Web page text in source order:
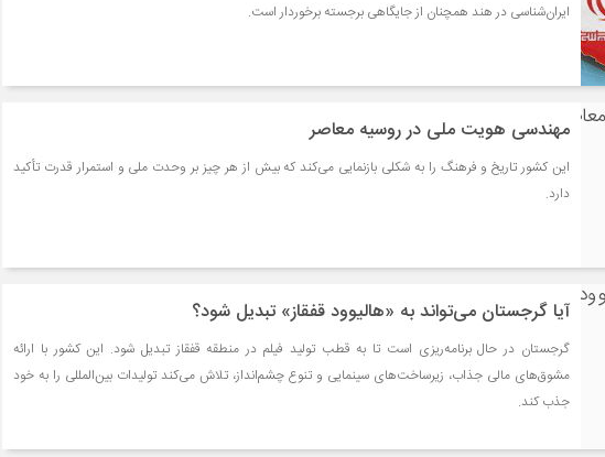
ایران‌شناسی در هند همچنان از جایگاهی برجسته برخوردار است.
مهندسی هویت ملی در روسیه معاصر
این کشور تاریخ و فرهنگ را به شکلی بازنمایی می‌کند که بیش از هر چیز بر وحدت ملی و استمرار قدرت تأکید
دارد.
آیا گرجستان می‌تواند به «هالیوود قفقاز» تبدیل شود؟
گرجستان در حال برنامه‌ریزی است تا به قطب تولید فیلم در منطقه قفقاز تبدیل شود. این کشور با ارائه
مشوق‌های مالی جذاب، زیرساخت‌های سینمایی و تنوع چشم‌انداز، تلاش می‌کند تولیدات بین‌المللی را به خود
جذب کند.